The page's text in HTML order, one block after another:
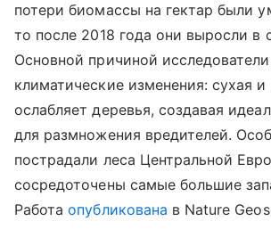
потери биомассы на гектар были
то после 2018 года они выросли в
Основной причиной
климатические изменения: сухая и
ослабляет деревья, создавая
для размножения вредителей.
пострадали леса Центральной
сосредоточены самые большие
Работаопубликована в Nature